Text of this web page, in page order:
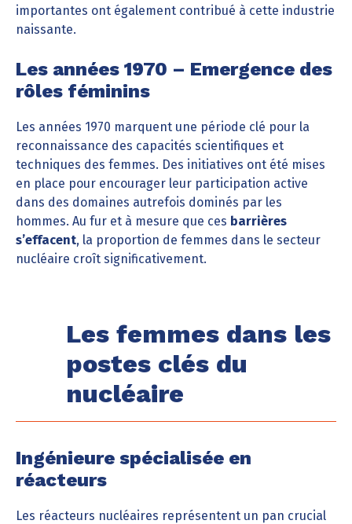
importantes ont également contribué à cette industrie
naissante.
Les années 1970 – Emergence des
rôles féminins
Les années 1970 marquent une période clé pour la
reconnaissance des capacités scientifiques et
techniques des femmes. Des initiatives ont été mises
en place pour encourager leur participation active
dans des domaines autrefois dominés par les
hommes. Au fur et à mesure que ces barrières
s’effacent, la proportion de femmes dans le secteur
nucléaire croît significativement.
Les femmes dans les
postes clés du
nucléaire
Ingénieure spécialisée en
réacteurs
Les réacteurs nucléaires représentent un pan crucial